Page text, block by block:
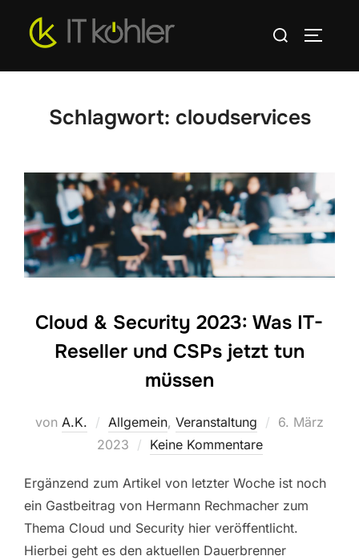
Inhalt
Suchen
Schlagwort: cloudservices
Cloud & Security 2023: Was IT-
Reseller und CSPs jetzt tun
müssen
von A.K. Allgemein, Veranstaltung
Veröffentlicht
6. März
2023
Keine Kommentare
Ergänzend zum Artikel von letzter Woche ist noch
ein Gastbeitrag von Hermann Rechmacher zum
Thema Cloud und Security hier veröffentlicht.
Hierbei geht es den aktuellen Dauerbrenner